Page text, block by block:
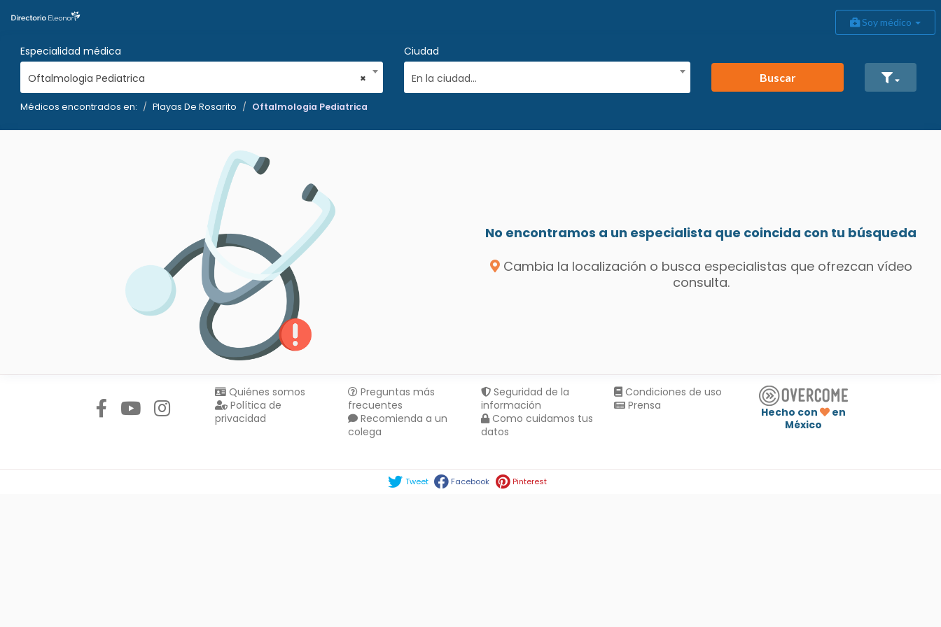
Soy médico
Especialidad médica
×
Oftalmologia Pediatrica
Ciudad
En la ciudad...
Buscar
Médicos encontrados en: Playas De Rosarito Oftalmologia Pediatrica
No encontramos a un especialista que coincida con tu búsqueda
Cambia la localización o busca especialistas que ofrezcan vídeo
consulta.
Quiénes somos
Política de
privacidad
Preguntas más
frecuentes
Recomienda a un
colega
Seguridad de la
información
Como cuidamos tus
datos
Condiciones de uso
Prensa
Hecho con
en
México
Tweet Facebook Pinterest